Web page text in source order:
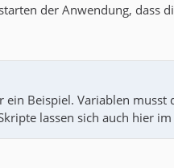
der Anwendung, dass
Beispiel. Variablen musst
lassen sich auch hier